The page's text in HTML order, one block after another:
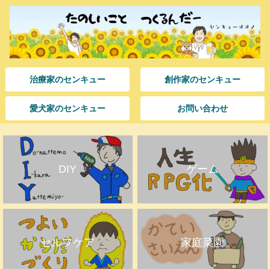
治療家のセンキュー 創作家のセンキュー
愛犬家のセンキュー お問い合わせ
DIY ゲーム
セルフケア 家庭菜園